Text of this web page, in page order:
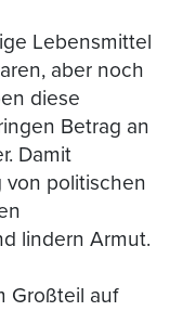
Lebensmittel
aber noch
diese
Betrag an
Damit
politischen
lindern Armut.
Großteil auf